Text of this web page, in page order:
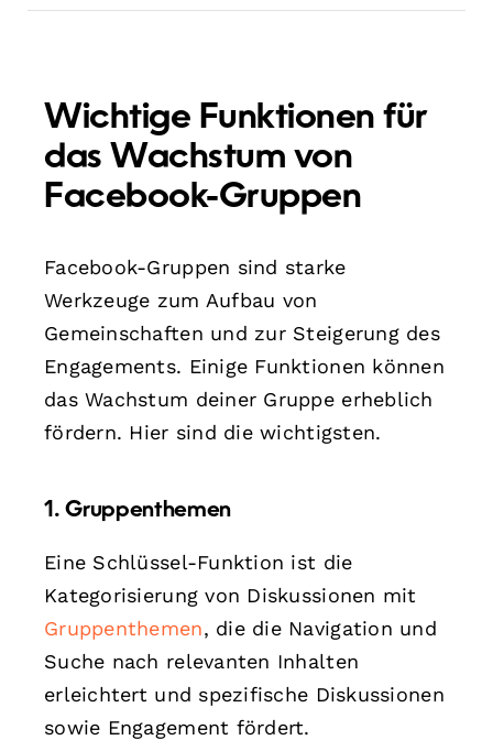
Wichtige Funktionen für
das Wachstum von
Facebook-Gruppen
Facebook-Gruppen sind starke
Werkzeuge zum Aufbau von
Gemeinschaften und zur Steigerung des
Engagements. Einige Funktionen können
das Wachstum deiner Gruppe erheblich
fördern. Hier sind die wichtigsten.
1. Gruppenthemen
Eine Schlüssel-Funktion ist die
Kategorisierung von Diskussionen mit
Gruppenthemen, die die Navigation und
Suche nach relevanten Inhalten
erleichtert und spezifische Diskussionen
sowie Engagement fördert.